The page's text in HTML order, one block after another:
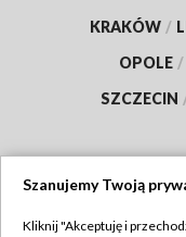
KRAKÓW /
OPOLE /
SZCZECIN
Szanujemy Twoją
Kliknij "Akceptuję i